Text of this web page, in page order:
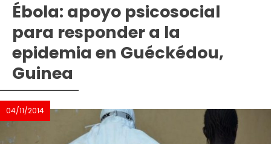
Ébola: apoyo psicosocial
para responder a la
epidemia en Guéckédou,
Guinea
04/11/2014